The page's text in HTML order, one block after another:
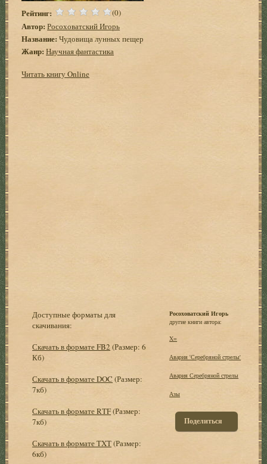
Рейтинг: (0)
Автор: Росоховатский Игорь
Название: Чудовища лунных пещер
Жанр: Научная фантастика
Читать книгу Online
Доступные форматы для
скачивания:
Скачать в формате FB2 (Размер: 6
Кб)
Скачать в формате DOC (Размер:
7кб)
Скачать в формате RTF(Размер:
7кб)
Скачать в формате TXT(Размер:
6кб)
Росоховатский Игорь
другие книги автора:
X=
Авария 'Серебряной стрелы'
Авария Серебряной стрелы
Азы
Поделиться